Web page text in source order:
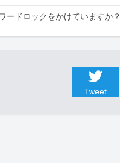
ードロックをかけていますか？
Tweet